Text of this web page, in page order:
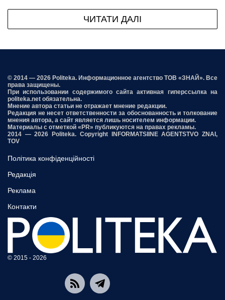
ЧИТАТИ ДАЛІ
© 2014 — 2026 Politeka. Информационное агентство ТОВ «ЗНАЙ». Все
права защищены.
При использовании содержимого сайта активная гиперссылка на
politeka.net обязательна.
Мнение автора статьи не отражает мнение редакции.
Редакция не несет ответственности за обоснованность и толкование
мнения автора, а сайт является лишь носителем информации.
Материалы с отметкой «PR» публикуются на правах рекламы.
2014 — 2026 Politeka. Copyright INFORMATSIINE AGENTSTVO ZNAI,
TOV
Політика конфіденційності
Редакція
Реклама
Контакти
© 2015 - 2026